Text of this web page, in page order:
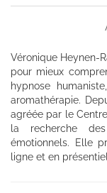
Véronique Heynen-
pour mieux
hypnose
aromathérapie.
agréée par le
la recherche
émotionnels. Elle
ligne et en